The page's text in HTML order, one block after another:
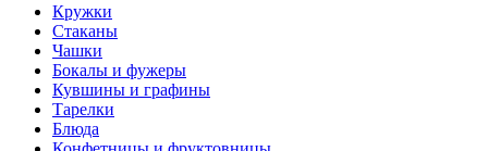
Кружки
Стаканы
Чашки
Бокалы и фужеры
Кувшины и графины
Тарелки
Блюда